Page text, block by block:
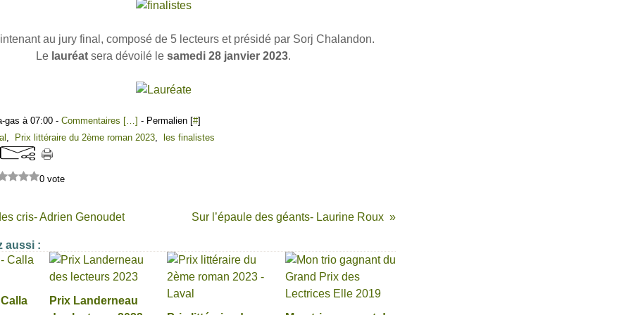
au jury final, composé de 5 lecteurs et présidé par Sorj Chalandon.
Le lauréat sera dévoilé le samedi 28 janvier 2023.
gas à 07:00 - Commentaires […] - Permalien [#]
, Prix littéraire du 2ème roman 2023, les finalistes
0 vote
cris- Adrien Genoudet Sur l’épaule des géants- Laurine Roux
aussi :
Prix Landerneau